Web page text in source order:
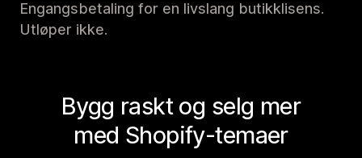
Engangsbetaling for en livslang butikklisens.
Utløper ikke.
Bygg raskt og selg mer
med Shopify-temaer